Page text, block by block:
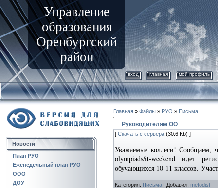
Управление
образования
Оренбургский
район
вход главная мой профиль
Новости
План РУО
Еженедельный план РУО
ООО
ДОУ
Главная » Файлы » РУО » Письма
Руководителям ОО
[ Скачать с сервера (30.6 Kb) ]
Уважаемые коллеги! Сообщаем,
olympiads/it-weekend идет
обучающихся 10-11 классов.
Категория: Письма | Добавил: metodist